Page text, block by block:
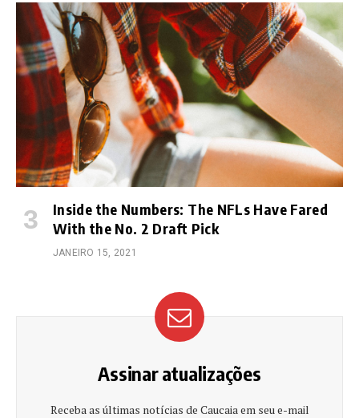
Inside the Numbers: The NFLs Have Fared
With the No. 2 Draft Pick
JANEIRO 15, 2021
Assinar atualizações
Receba as últimas notícias de Caucaia em seu e-mail